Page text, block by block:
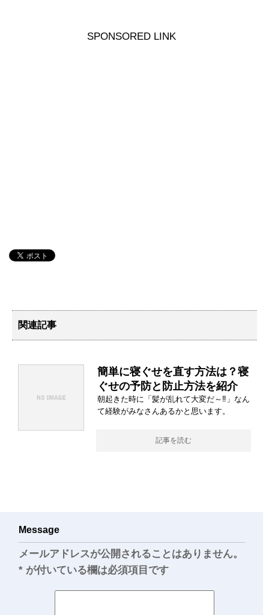
SPONSORED LINK
関連記事
簡単に寝ぐせを直す方法は？寝
ぐせの予防と防止方法を紹介
朝起きた時に「髪が乱れて大変だ～‼」なん
て経験がみなさんあるかと思います。
記事を読む
Message
メールアドレスが公開されることはありません。
* が付いている欄は必須項目です